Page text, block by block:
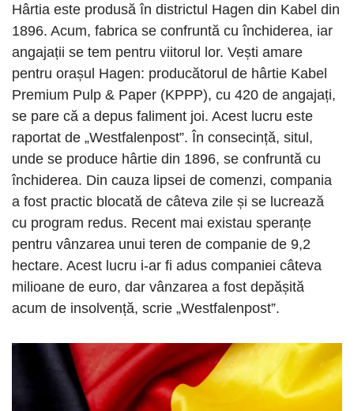
Hârtia este produsă în districtul Hagen din Kabel din
1896. Acum, fabrica se confruntă cu închiderea, iar
angajații se tem pentru viitorul lor. Vești amare
pentru orașul Hagen: producătorul de hârtie Kabel
Premium Pulp & Paper (KPPP), cu 420 de angajați,
se pare că a depus faliment joi. Acest lucru este
raportat de „Westfalenpost”. În consecință, situl,
unde se produce hârtie din 1896, se confruntă cu
închiderea. Din cauza lipsei de comenzi, compania
a fost practic blocată de câteva zile și se lucrează
cu program redus. Recent mai existau speranțe
pentru vânzarea unui teren de companie de 9,2
hectare. Acest lucru i-ar fi adus companiei câteva
milioane de euro, dar vânzarea a fost depășită
acum de insolvență, scrie „Westfalenpost”.